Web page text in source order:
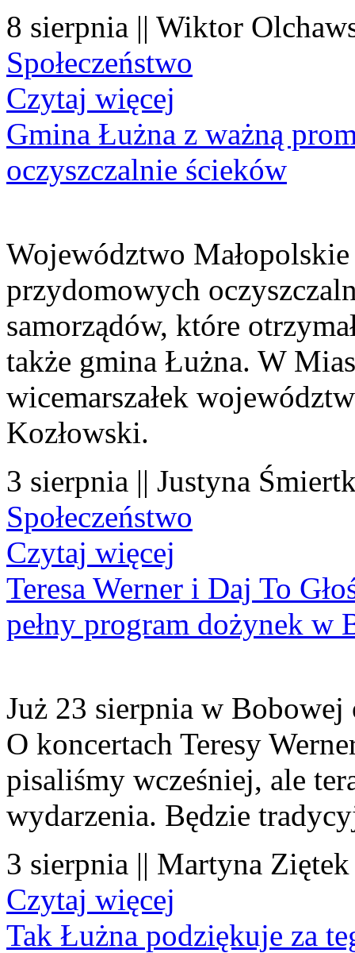
8 sierpnia || Wiktor
Społeczeństwo
Czytaj więcej
Gmina Łużna z ważną
oczyszczalnie ścieków
Województwo
przydomowych
samorządów, które
także gmina Łużna. W
wicemarszałek
Kozłowski.
3 sierpnia || Justyna
Społeczeństwo
Czytaj więcej
Teresa Werner i Daj To
pełny program dożynek w
Już 23 sierpnia w
O koncertach Teresy
pisaliśmy wcześniej, ale
wydarzenia. Będzie
3 sierpnia || Martyna
Czytaj więcej
Tak Łużna podziękuje za